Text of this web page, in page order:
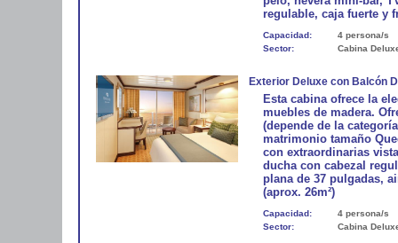
regulable, caja fuerte y
Capacidad:
4 persona/s
Sector:
Cabina
Exterior Deluxe con Balcón
Esta cabina ofrece la
muebles de madera.
(depende de la
matrimonio tamaño
con extraordinarias
ducha con cabezal
plana de 37 pulgadas,
(aprox. 26m²)
Capacidad:
4 persona/s
Sector:
Cabina